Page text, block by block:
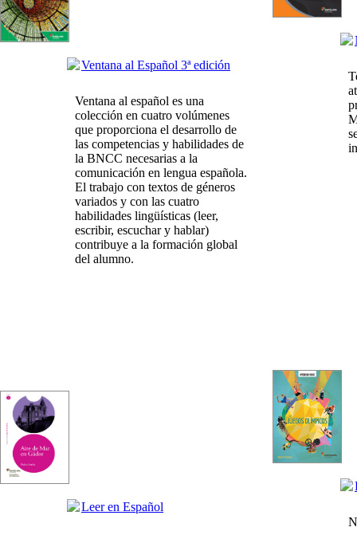
Ventana al Español 3ª edición
Ventana al español es una
colección en cuatro volúmenes
que proporciona el desarrollo de
las competencias y habilidades de
la BNCC necesarias a la
comunicación en lengua española.
El trabajo con textos de géneros
variados y con las cuatro
habilidades lingüísticas (leer,
escribir, escuchar y hablar)
contribuye a la formación global
del alumno.
Leer en Español